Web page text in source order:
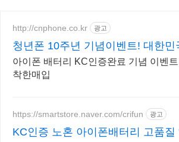
http://cnphone.co.kr 광고
청년폰 10주년 기념이벤트! 대한
아이폰 배터리 KC인증완료 기념 이벤
착한매입
https://smartstore.naver.com/crifun 광고
KC인증 노혼 아이폰배터리 고품질